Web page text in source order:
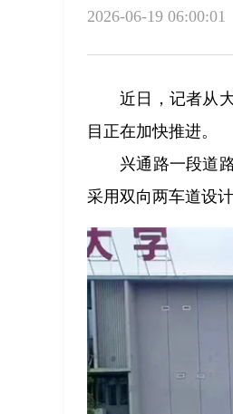
2026-06-19 06:00:01
近日，记者从
目正在加快推进。
兴通路一段道
采用双向两车道设